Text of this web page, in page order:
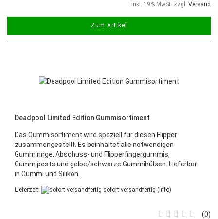
inkl. 19% MwSt. zzgl. Versand
Zum Artikel
Deadpool Limited Edition Gummisortiment
Das Gummisortiment wird speziell für diesen Flipper
zusammengestellt. Es beinhaltet alle notwendigen
Gummiringe, Abschuss- und Flipperfingergummis,
Gummiposts und gelbe/schwarze Gummihülsen. Lieferbar
in Gummi und Silikon.
Lieferzeit: sofort versandfertig (Info)
0